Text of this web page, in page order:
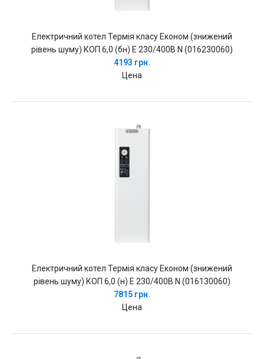
Електричний котел Термія класу Економ (знижений
рівень шуму) КОП 6,0 (бн) Е 230/400В N (016230060)
4193 грн.
Цена
Електричний котел Термія класу Економ (знижений
рівень шуму) КОП 6,0 (н) Е 230/400В N (016130060)
7815 грн.
Цена